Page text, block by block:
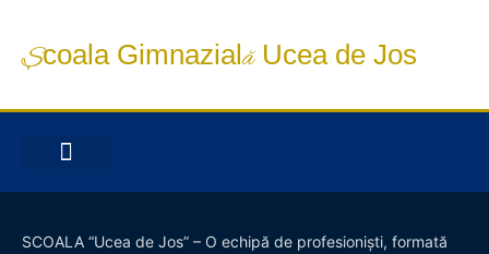
Școala Gimnazială Ucea de Jos
SCOALA “Ucea de Jos” – O echipă de profesioniști, formată